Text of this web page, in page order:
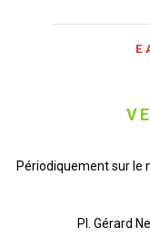
Périodiquement sur le
Pl. Gérard